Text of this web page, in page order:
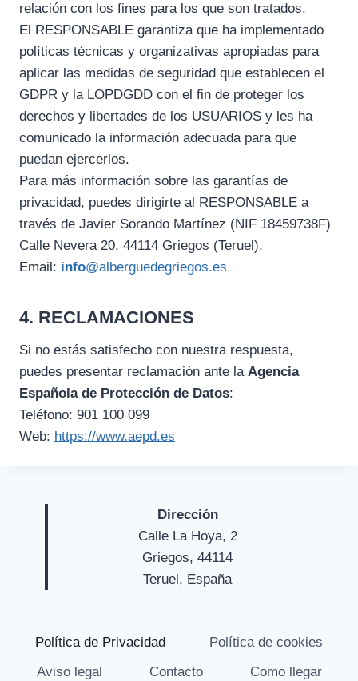
relación con los fines para los que son tratados.
El RESPONSABLE garantiza que ha implementado
políticas técnicas y organizativas apropiadas para
aplicar las medidas de seguridad que establecen el
GDPR y la LOPDGDD con el fin de proteger los
derechos y libertades de los USUARIOS y les ha
comunicado la información adecuada para que
puedan ejercerlos.
Para más información sobre las garantías de
privacidad, puedes dirigirte al RESPONSABLE a
través de Javier Sorando Martínez (NIF 18459738F)
Calle Nevera 20, 44114 Griegos (Teruel),
Email: info@alberguedegriegos.es
4. RECLAMACIONES
Si no estás satisfecho con nuestra respuesta,
puedes presentar reclamación ante la Agencia
Española de Protección de Datos:
Teléfono: 901 100 099
Web: https://www.aepd.es
Dirección
Calle La Hoya, 2
Griegos, 44114
Teruel, España
Política de Privacidad
Política de cookies
Aviso legal
Contacto Como llegar